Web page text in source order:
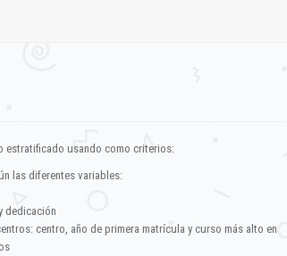
estratificado usando como criterios:
las diferentes variables:
dedicación
centro, año de primera matrícula y curso más alto en